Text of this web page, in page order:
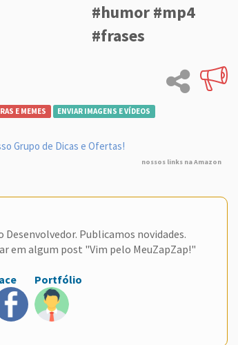
#humor #mp4
#frases
E MEMES ENVIAR IMAGENS E VÍDEOS
Grupo de Dicas e Ofertas!
nossos links na Amazon
Desenvolvedor. Publicamos novidades.
em algum post "Vim pelo MeuZapZap!"
Portfólio